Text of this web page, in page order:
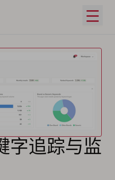
打开
字追踪与监